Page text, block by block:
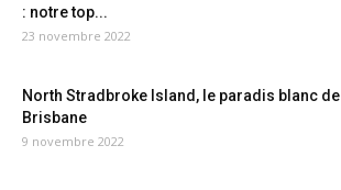
: notre top...
23 novembre 2022
North Stradbroke Island, le paradis blanc de
Brisbane
9 novembre 2022